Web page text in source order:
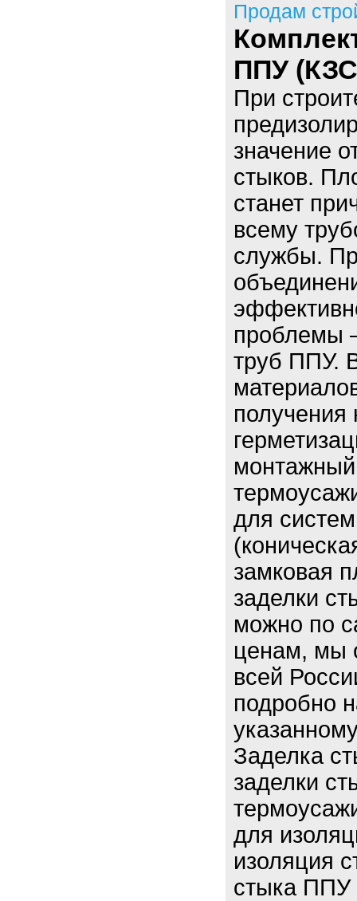
Продам
ППУ
При
значение
стыков.
станет
всему
службы.
проблемы
труб ППУ.
получения
для
замковая
заделки
можно по
ценам, мы
всей
подробно
Заделка
заделки
для
изоляция
стыка ППУ